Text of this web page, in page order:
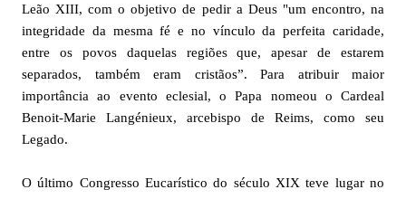
Leão XIII, com o objetivo de pedir a Deus "um encontro, na
integridade da mesma fé e no vínculo da perfeita caridade,
entre os povos daquelas regiões que, apesar de estarem
separados, também eram cristãos”. Para atribuir maior
importância ao evento eclesial, o Papa nomeou o Cardeal
Benoit-Marie Langénieux, arcebispo de Reims, como seu
Legado.
O último Congresso Eucarístico do século XIX teve lugar no